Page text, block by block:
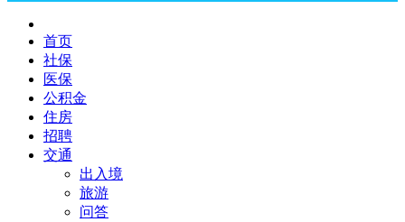
首页
社保
医保
公积金
住房
招聘
交通
出入境
旅游
问答